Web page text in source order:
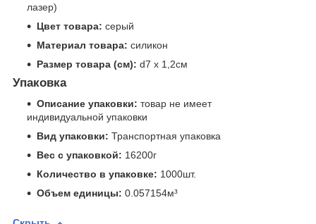
лазер)
Цвет товара: серый
Материал товара: силикон
Размер товара (см): d7 х 1,2см
Упаковка
Описание упаковки: товар не имеет
индивидуальной упаковки
Вид упаковки: Транспортная упаковка
Вес с упаковкой: 16200г
Количество в упаковке: 1000шт.
Объем единицы: 0.057154м³